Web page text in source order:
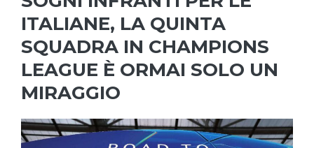
ITALIANE, LA QUINTA
SQUADRA IN CHAMPIONS
LEAGUE È ORMAI SOLO UN
MIRAGGIO